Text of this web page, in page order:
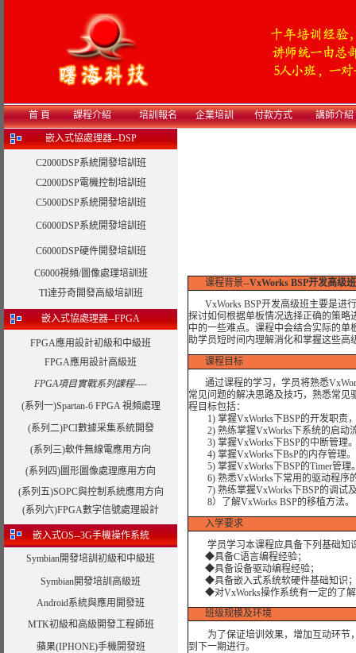
首 頁 課程介紹 培訓報名 企業培訓 付款方式 講師介紹
嵌入式協處理器--DSP
C2000DSP系統開發培訓班
C2000DSP電機控制培訓班
C5000DSP系統開發培訓班
C6000DSP系統開發培訓班
C6000DSP硬件開發培訓班
C6000視頻/圖像處理培訓班
TI達芬奇開發高級培訓班
嵌入式協處理器--FPGA
FPGA應用設計初級和中級班
FPGA應用設計高級班
FPGA項目實戰系列課程----
(系列一)Spartan-6 FPGA 視頻處理
(系列二)PCI數據采集系統開發
(系列三)軟件無線電應用方向
(系列四)圖形圖像處理應用方向
(系列五)SOPC與控制系統應用方向
(系列六)FPGA數字信號處理設計
嵌入式OS--3G手機操作系統
Symbian開發培訓初級和中級班
Symbian開發培訓高級班
Android系統與應用開發班
MTK初級和高級開發工程師班
蘋果(IPHONE)手機開發班
课程背景--VxWorks BSP开发高级班
VxWorks BSP开发高级班主要是进行
探讨如何根据单板情况选择正确的策略
中的一些难点。课程中会结合实际的单
助学员短时间内理解消化和掌握这些高
课程目标
通过课程的学习，学员将熟悉
常见问题的解决思路及技巧，熟悉常见
程目标包括：
1) 掌握VxWorks下BSP的开发职责
2) 熟练掌握VxWorks下系统的启动
3) 掌握VxWorks下BSP的中断管理
4) 掌握VxWorks下BsP的内存管理。
5) 掌握VxWorks下BSP的Timer管理
6) 熟悉VxWorks下常用的驱动程序
7) 熟练掌握VxWorks下BSP的调试
8）了解VxWorks BSP的移植方法。
入学要求
学员学习本课程应具备下列基础知
◆具备C语言编程经验；
◆具备设备驱动编程经验；
◆具备嵌入式系统软硬件基础知识
◆对VxWorks操作系统有一定的了
班级规模及环境
为了保证培训效果，增加互动环节
到下一期进行。